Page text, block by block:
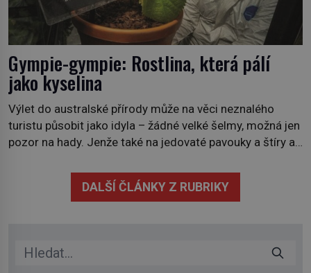
Gympie-gympie: Rostlina, která pálí
jako kyselina
Výlet do australské přírody může na věci neznalého
turistu působit jako idyla – žádné velké šelmy, možná jen
pozor na hady. Jenže také na jedovaté pavouky a štíry a
Stačí letmý dotyk a ozve se pronikavá bolest, která
přetrvává i týdny. Nenápadný tento […]
DALŠÍ ČLÁNKY Z RUBRIKY